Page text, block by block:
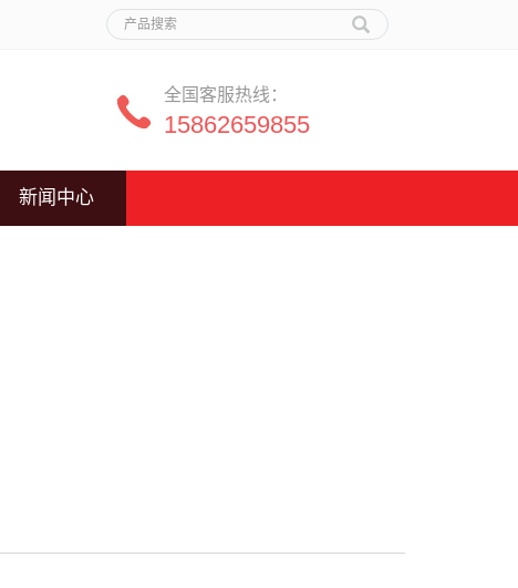
全国客服热线：
15862659855
新闻中心